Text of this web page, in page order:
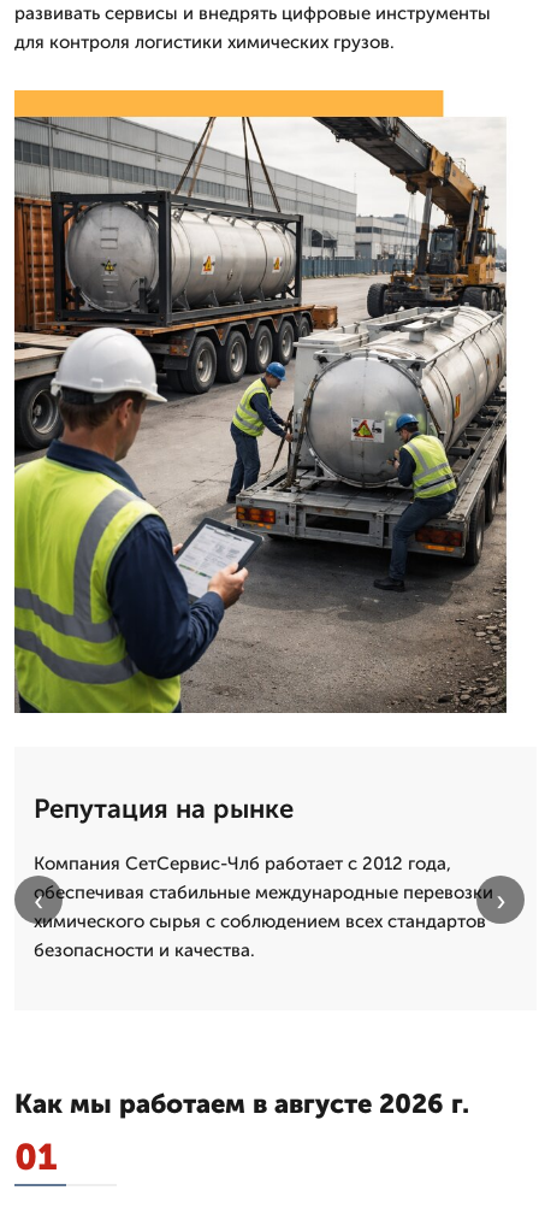
развивать сервисы и внедрять цифровые инструменты
для контроля логистики химических грузов.
Репутация на рынке
Компания СетСервис-Члб работает с 2012 года,
обеспечивая стабильные международные перевозки
химического сырья с соблюдением всех стандартов
безопасности и качества.
‹ ›
Как мы работаем в августе 2026 г.
01